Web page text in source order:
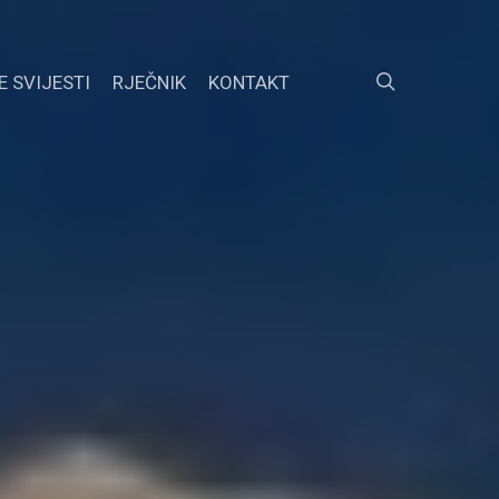
SVIJESTI RJEČNIK KONTAKT FACEBOOK